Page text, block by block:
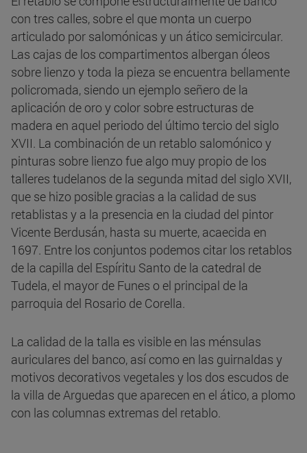
con tres calles, sobre el que monta un cuerpo
articulado por salomónicas y un ático semicircular.
Las cajas de los compartimentos albergan óleos
sobre lienzo y toda la pieza se encuentra bellamente
policromada, siendo un ejemplo señero de la
aplicación de oro y color sobre estructuras de
madera en aquel periodo del último tercio del siglo
XVII. La combinación de un retablo salomónico y
pinturas sobre lienzo fue algo muy propio de los
talleres tudelanos de la segunda mitad del siglo XVII,
que se hizo posible gracias a la calidad de sus
retablistas y a la presencia en la ciudad del pintor
Vicente Berdusán, hasta su muerte, acaecida en
1697. Entre los conjuntos podemos citar los retablos
de la capilla del Espíritu Santo de la catedral de
Tudela, el mayor de Funes o el principal de la
parroquia del Rosario de Corella.
La calidad de la talla es visible en las ménsulas
auriculares del banco, así como en las guirnaldas y
motivos decorativos vegetales y los dos escudos de
la villa de Arguedas que aparecen en el ático, a plomo
con las columnas extremas del retablo.